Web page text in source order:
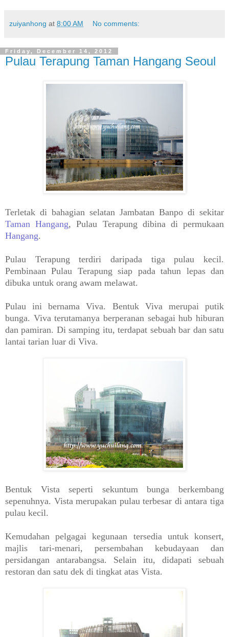
zuiyanhong at 8:00 AM No comments:
Friday, December 14, 2012
Pulau Terapung Taman Hangang Seoul
Terletak di bahagian selatan Jambatan Banpo di sekitar
Taman Hangang, Pulau Terapung dibina di permukaan
Hangang.
Pulau Terapung terdiri daripada tiga pulau kecil.
Pembinaan Pulau Terapung siap pada tahun lepas dan
dibuka untuk orang awam melawat.
Pulau ini bernama Viva. Bentuk Viva merupai putik
bunga. Viva terutamanya berperanan sebagai hub hiburan
dan pamiran. Di samping itu, terdapat sebuah bar dan satu
lantai tarian luar di Viva.
Bentuk Vista seperti sekuntum bunga berkembang
sepenuhnya. Vista merupakan pulau terbesar di antara tiga
pulau kecil.
Kemudahan pelgagai kegunaan tersedia untuk konsert,
majlis tari-menari, persembahan kebudayaan dan
persidangan antarabangsa. Selain itu, didapati sebuah
restoran dan satu dek di tingkat atas Vista.